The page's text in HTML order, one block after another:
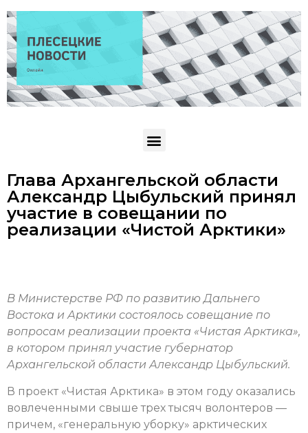
Глава Архангельской области
Александр Цыбульский принял
участие в совещании по
реализации «Чистой Арктики»
В Министерстве РФ по развитию Дальнего
Востока и Арктики состоялось совещание по
вопросам реализации проекта «Чистая Арктика»,
в котором принял участие губернатор
Архангельской области Александр Цыбульский.
В проект «Чистая Арктика» в этом году оказались
вовлеченными свыше трех тысяч волонтеров —
причем, «генеральную уборку» арктических